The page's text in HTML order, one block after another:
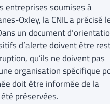
entreprises soumises à
Oxley, la CNIL a précisé
un document
d’alerte doivent être
qu’ils ne doivent pas
organisation spécifique
doit être informée de la
préservées.